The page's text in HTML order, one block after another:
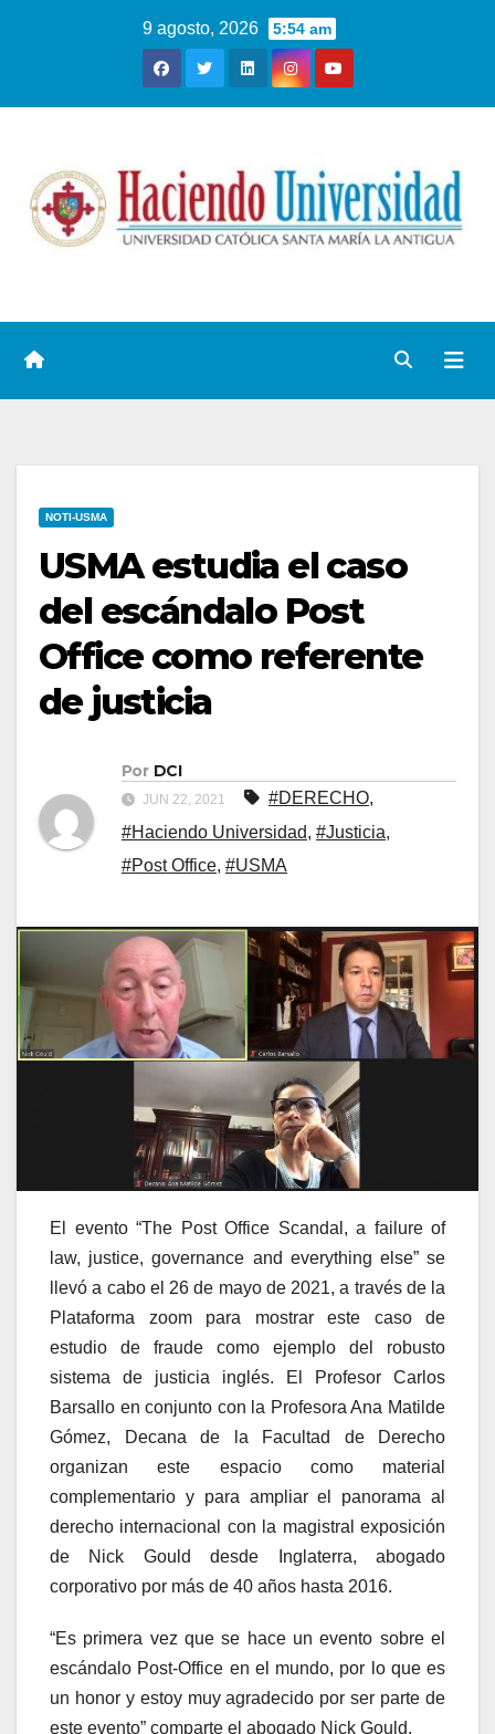
9 agosto, 2026 5:54 am
NOTI-USMA
USMA estudia el caso
del escándalo Post
Office como referente
de justicia
Por DCI
JUN 22, 2021 #DERECHO,
#Haciendo Universidad, #Justicia,
#Post Office, #USMA
El evento “The Post Office Scandal, a failure of
law, justice, governance and everything else” se
llevó a cabo el 26 de mayo de 2021, a través de la
Plataforma zoom para mostrar este caso de
estudio de fraude como ejemplo del robusto
sistema de justicia inglés. El Profesor Carlos
Barsallo en conjunto con la Profesora Ana Matilde
Gómez, Decana de la Facultad de Derecho
organizan este espacio como material
complementario y para ampliar el panorama al
derecho internacional con la magistral exposición
de Nick Gould desde Inglaterra, abogado
corporativo por más de 40 años hasta 2016.
“Es primera vez que se hace un evento sobre el
escándalo Post-Office en el mundo, por lo que es
un honor y estoy muy agradecido por ser parte de
este evento” comparte el abogado Nick Gould.